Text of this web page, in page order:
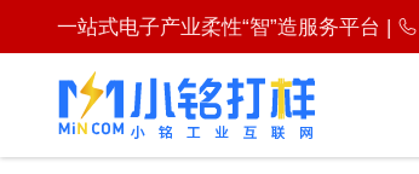
一站式电子产业柔性“智”造服务平台 |